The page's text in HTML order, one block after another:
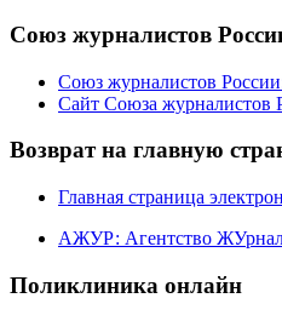
Союз журналистов
Союз журналистов
Сайт Союза журналистов
Возврат на главную
Главная страница
АЖУР: Агентство
Поликлиника онлайн